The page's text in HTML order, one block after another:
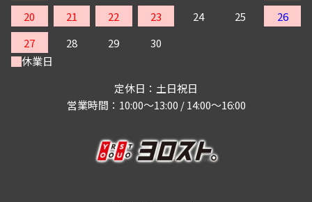
20
21 22 23 24 25
26
27
28 29
30
休業日
定休日：土日祝日
営業時間：10:00～13:00 / 14:00～16:00